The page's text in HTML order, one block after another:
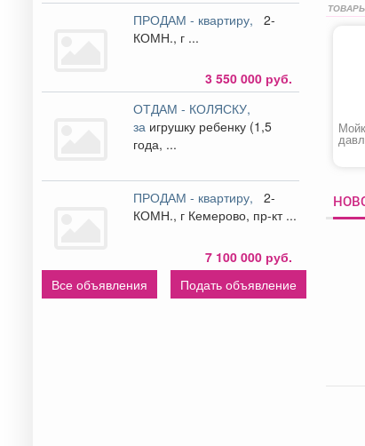
ПРОДАМ - квартиру,
2-
КОМН., г ...
3 550 000 руб.
ОТДАМ - КОЛЯСКУ,
за игрушку ребенку (1,5
года, ...
ПРОДАМ - квартиру,
2-
КОМН., г Кемерово, пр-кт ...
7 100 000 руб.
Все объявления
Подать объявление